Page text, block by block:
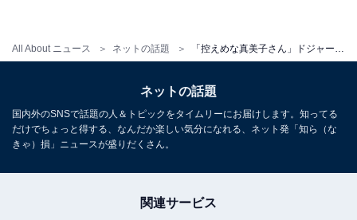
All About ニュース ネットの話題
ネットの話題
国内外のSNSで話題の人＆トピックをタイムリーにお届けします。知ってる
だけでちょっと得する、なんだか楽しい気分になれる、ネット発「知ら（な
きゃ）損」ニュースが盛りだくさん。
関連サービス